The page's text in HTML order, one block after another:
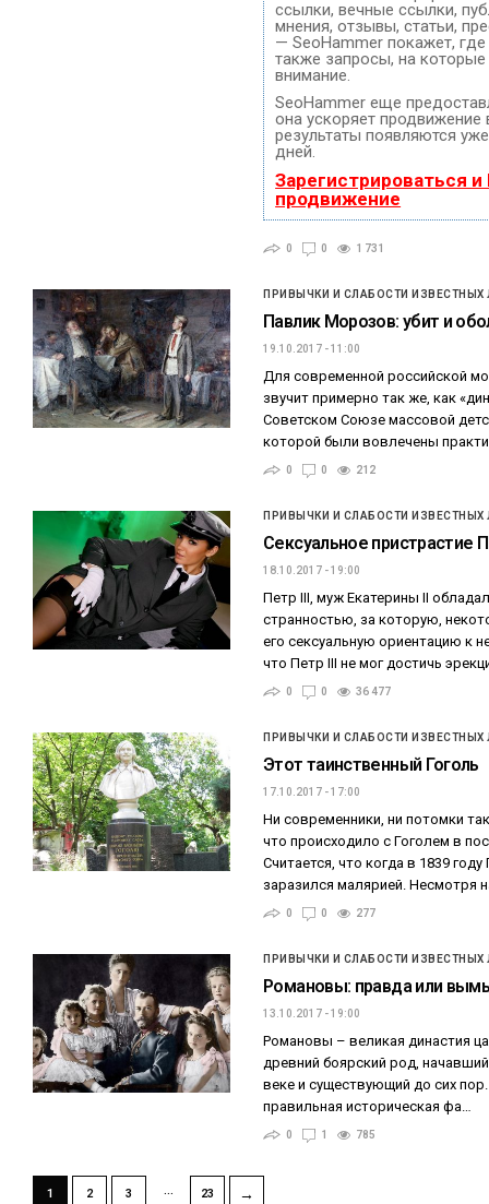
ссылки, вечные ссылки,
мнения, отзывы, статьи,
— SeoHammer покажет,
также запросы, на
внимание.
SeoHammer еще
она ускоряет продвижение
результаты появляются
дней.
Зарегистрироваться и
продвижение
0 0 1 731
ПРИВЫЧКИ И СЛАБОСТИ
Павлик Морозов: убит и
19.10.2017 - 11:00
Для современной российской
звучит примерно так же, как
Советском Союзе массовой
которой были вовлечены
0 0 212
ПРИВЫЧКИ И СЛАБОСТИ
Сексуальное пристрастие
18.10.2017 - 19:00
Петр III, муж Екатерины II
странностью, за которую,
его сексуальную ориентацию к
что Петр III не мог достичь
0 0 36 477
ПРИВЫЧКИ И СЛАБОСТИ
Этот таинственный Гоголь
17.10.2017 - 17:00
Ни современники, ни потомки
что происходило с Гоголем в
Считается, что когда в 1839
заразился малярией. Несмотря
0 0 277
ПРИВЫЧКИ И СЛАБОСТИ
Романовы: правда или
13.10.2017 - 19:00
Романовы – великая династия
древний боярский род,
веке и существующий до сих
правильная историческая фа…
0 1 785
1 2 3 … 23 →